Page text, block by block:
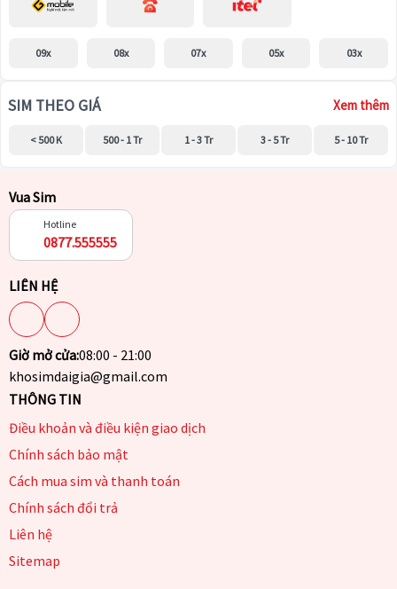
09x 08x 07x 05x 03x
SIM THEO GIÁ Xem thêm
< 500 K 500 - 1 Tr 1 - 3 Tr 3 - 5 Tr 5 - 10 Tr
Vua Sim
Hotline
0877.555555
LIÊN HỆ
Giờ mở cửa:08:00 - 21:00
khosimdaigia@gmail.com
THÔNG TIN
Điều khoản và điều kiện giao dịch
Chính sách bảo mật
Cách mua sim và thanh toán
Chính sách đổi trả
Liên hệ
Sitemap